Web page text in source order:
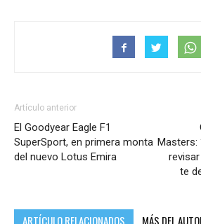
Artículo anterior
El Goodyear Eagle F1
SuperSport, en primera monta
del nuevo Lotus Emira
Masters:
te
ARTÍCULO RELACIONADOS MÁS DEL